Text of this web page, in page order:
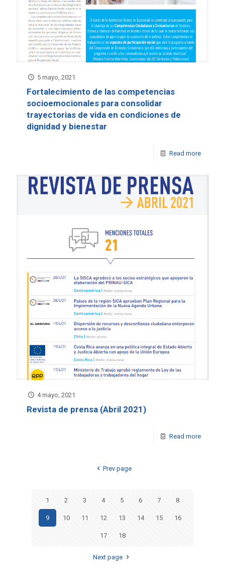
5 mayo, 2021
Fortalecimiento de las competencias
socioemocionales para consolidar
trayectorias de vida en condiciones de
dignidad y bienestar
Read more
4 mayo, 2021
Revista de prensa (Abril 2021)
Read more
Prev page
1 2 3 4 5 6 7 8
9 10 11 12 13 14 15 16
17 18
Next page